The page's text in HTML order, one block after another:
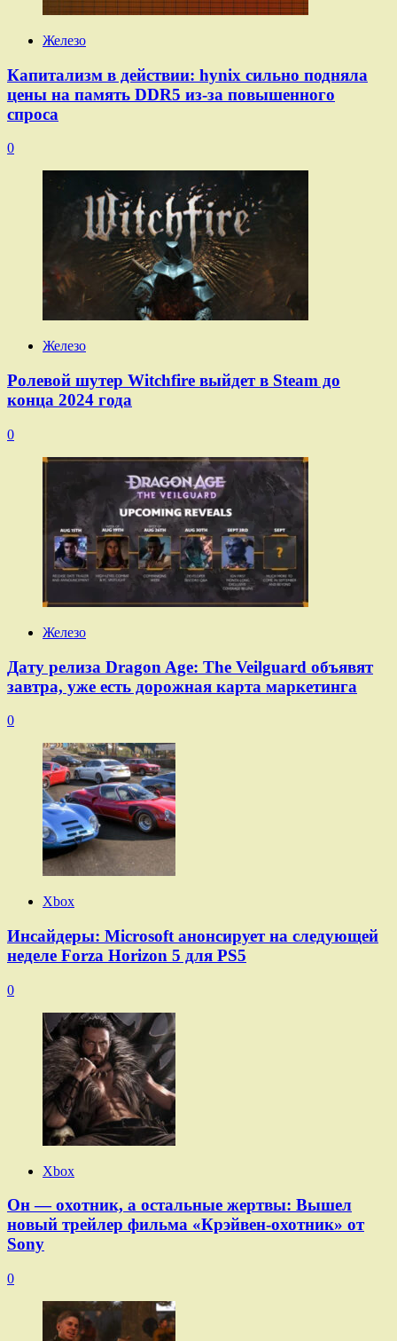
Железо
Капитализм в действии: hynix сильно подняла
цены на память DDR5 из-за повышенного
спроса
0
Железо
Ролевой шутер Witchfire выйдет в Steam до
конца 2024 года
0
Железо
Дату релиза Dragon Age: The Veilguard объявят
завтра, уже есть дорожная карта маркетинга
0
Xbox
Инсайдеры: Microsoft анонсирует на следующей
неделе Forza Horizon 5 для PS5
0
Xbox
Он — охотник, а остальные жертвы: Вышел
новый трейлер фильма «Крэйвен-охотник» от
Sony
0